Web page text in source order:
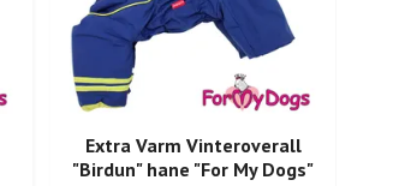
Extra Varm Vinteroverall
"Birdun" hane "For My Dogs"